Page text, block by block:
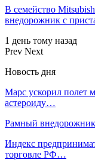
В семейство
внедорожник с
1 день тому назад
Prev Next
Новость дня
Марс ускорил полет
астероиду…
Рамный внедорожник
Индекс
торговле РФ…